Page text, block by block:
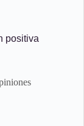
positiva